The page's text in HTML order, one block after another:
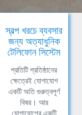
স্বল্প খরচে ব্যবসার
জন্য অত্যাধুনিক
টেলিফোন সিস্টেম
প্রতিটি প্রতিষ্ঠানের
ক্ষেত্রেই যোগাযোগ
একটি অতি গুরুত্বপূর্ণ
বিষয়। আর